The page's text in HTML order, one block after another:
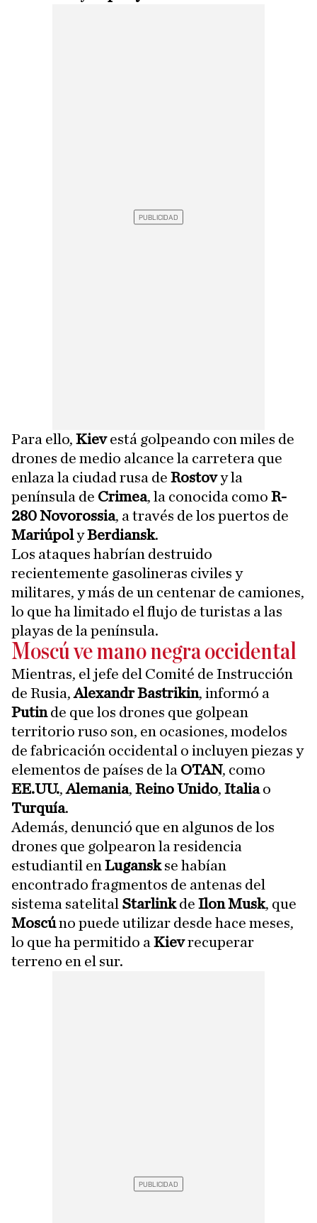
Para ello, Kievestá golpeando con miles de
drones de medio alcance la carretera que
enlaza la ciudad rusa de Rostovy la
península de Crimea, la conocida como R-
280 Novorossia, a través de los puertos de
MariúpolyBerdiansk.
Los ataques habrían destruido
recientemente gasolineras civiles y
militares, y más de un centenar de camiones,
lo que ha limitado el flujo de turistas a las
playas de la península.
Moscú ve mano negra occidental
Mientras, el jefe del Comité de Instrucción
de Rusia,Alexandr Bastrikin, informó a
Putinde que los drones que golpean
territorio ruso son, en ocasiones, modelos
de fabricación occidental o incluyen piezas y
elementos de países de la OTAN, como
EE.UU.,Alemania, Reino Unido, Italiao
Turquía.
Además, denunció que en algunos de los
drones que golpearon la residencia
estudiantil en Luganskse habían
encontrado fragmentos de antenas del
sistema satelital Starlinkde Ilon Musk, que
Moscúno puede utilizar desde hace meses,
lo que ha permitido a Kievrecuperar
terreno en el sur.